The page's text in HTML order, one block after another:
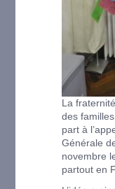
La
des
part à
Générale
novembre
partout en